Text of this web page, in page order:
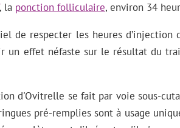
, la ponction folliculaire, environ 34
de respecter les heures d’injection
un effet néfaste sur le résultat du
d'Ovitrelle se fait par voie sous-
pré-remplies sont à usage